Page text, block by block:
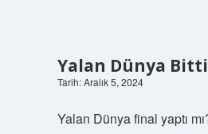
Yalan Dünya
Tarih: Aralık 5, 2024
Yalan Dünya final yaptı